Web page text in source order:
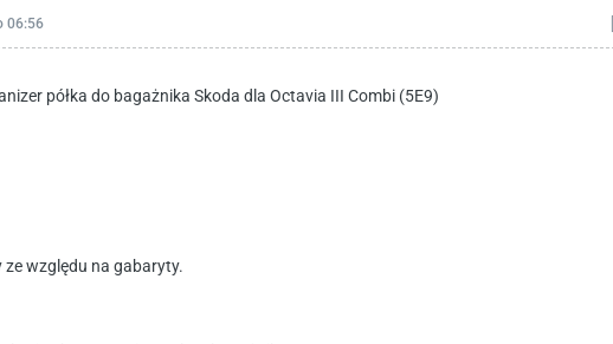
06:56
półka do bagażnika Skoda dla Octavia III Combi (5E9)
względu na gabaryty.